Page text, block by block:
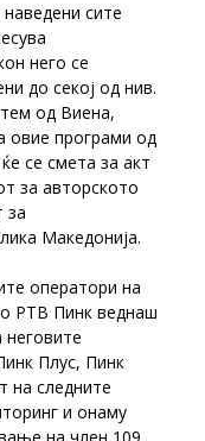
сите
него се
до секој од нив.
од Виена,
овие програми од
се смета за акт
за авторското
за
Македонија.
оператори на
РТВ Пинк веднаш
Плус, Пинк
на следните
и онаму